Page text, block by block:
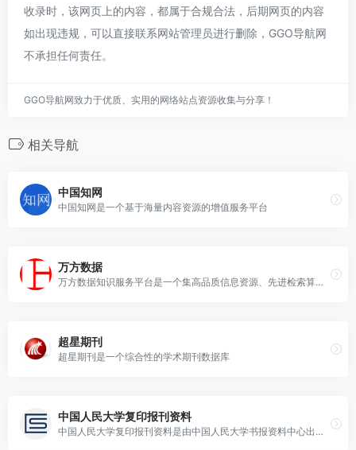
收录时，该网页上的内容，都属于合规合法，后期网页的内容
如出现违规，可以直接联系网站管理员进行删除，GGO导航网
不承担任何责任。
GGO导航网致力于优质、实用的网络站点资源收集与分享！
相关导航
中国知网
中国知网是一个基于海量内容资源的增值服务平台
万方数据
万方数据知识服务平台是一个集高品质信息资源、先进检索算法技术、多元化增值服务、人性化设计等特色于一体的国内一流信息资源出版、增值服务平台。
超星期刊
超星期刊是一个综合性的学术期刊数据库
中国人民大学复印报刊资料
中国人民大学复印报刊资料是由中国人民大学书报资料中心出版的学术资料